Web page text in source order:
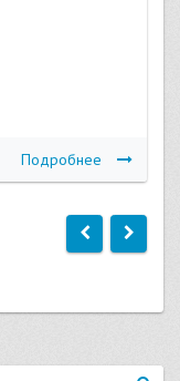
Подробнее